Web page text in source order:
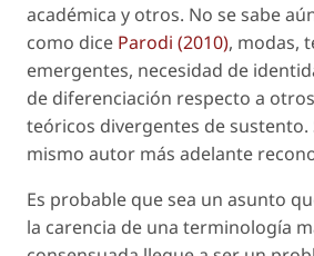
académica y otros. No se sabe
como dice Parodi (2010), modas,
emergentes, necesidad de
de diferenciación respecto a
teóricos divergentes de sustento.
mismo autor más adelante
Es probable que sea un asunto
la carencia de una terminología